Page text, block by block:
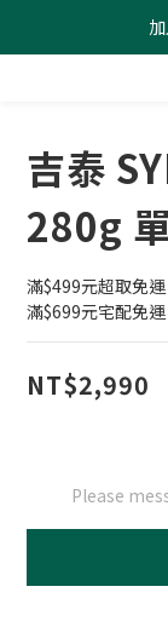
吉泰
280g
滿$499元超取免運
滿$699元宅配免運
NT$2,990
Please